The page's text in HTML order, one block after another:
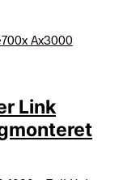
Link